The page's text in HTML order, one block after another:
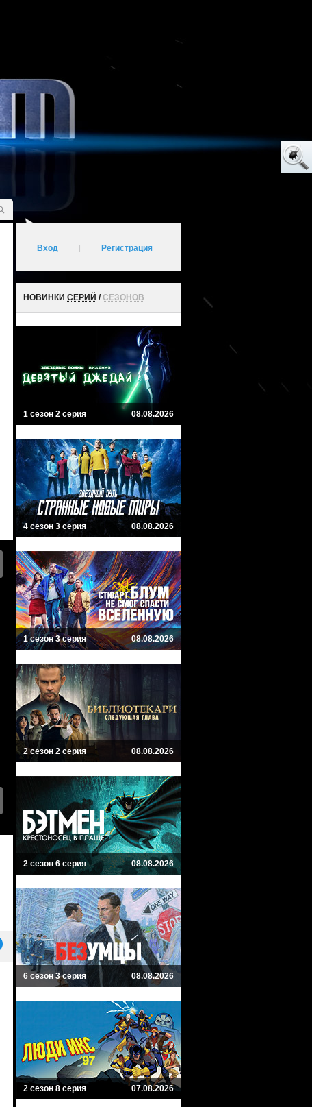
Вход Регистрация
НОВИНКИ СЕРИЙ /СЕЗОНОВ
1 сезон 2 серия 08.08.2026
4 сезон 3 серия 08.08.2026
1 сезон 3 серия 08.08.2026
2 сезон 2 серия 08.08.2026
2 сезон 6 серия 08.08.2026
6 сезон 3 серия 08.08.2026
2 сезон 8 серия 07.08.2026